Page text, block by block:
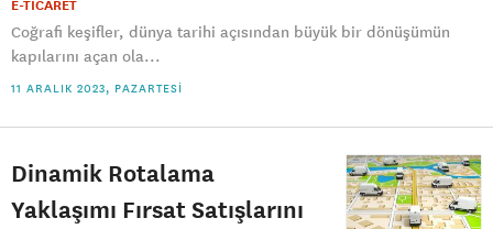
E-TİCARET
Coğrafi keşifler, dünya tarihi açısından büyük bir dönüşümün
kapılarını açan ola...
11 ARALIK 2023, PAZARTESI
Dinamik Rotalama
Yaklaşımı Fırsat Satışlarını